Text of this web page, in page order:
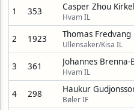
1 353 Casper Zhou
Hvam IL
2 1923 Thomas Fredvang
Ullensaker/Kisa IL
3 361 Johannes Brenna-
Hvam IL
4 298 Haukur
Bøler IF